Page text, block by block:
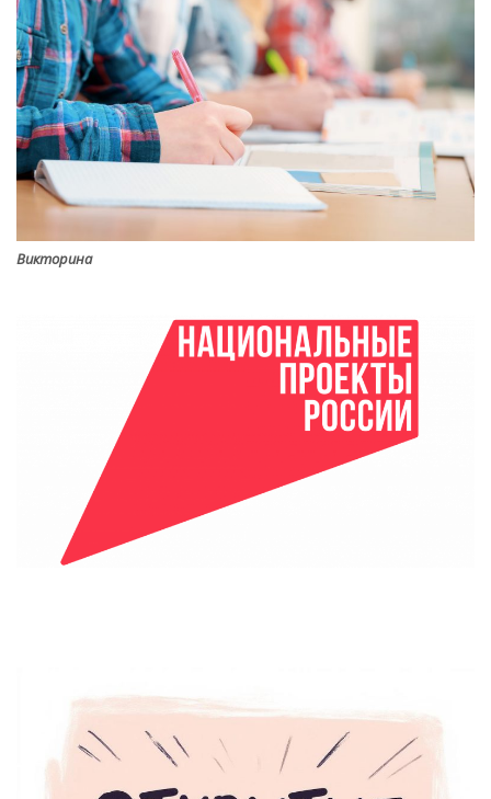
Викторина